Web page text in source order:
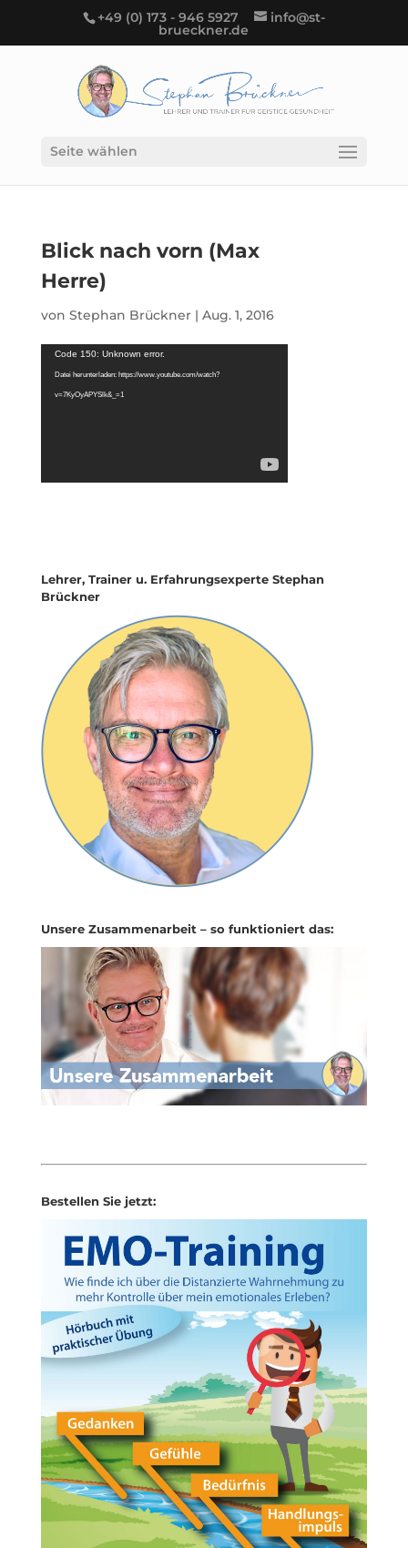
+49 (0) 173 - 946 5927 info@st-
brueckner.de
Seite wählen
Blick nach vorn (Max
Herre)
von Stephan Brückner| Aug. 1, 2016
Video-
Player
Code 150: Unknown error.
Datei herunterladen: https://www.youtube.com/watch?
v=7KyOyAPYSlk&_=1
Lehrer, Trainer u. Erfahrungsexperte Stephan
Brückner
Unsere Zusammenarbeit – so funktioniert das:
Bestellen Sie jetzt: